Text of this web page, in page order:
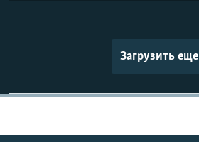
Загрузить еще